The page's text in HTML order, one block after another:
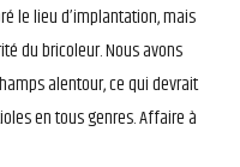
le lieu d’implantation, mais
du bricoleur. Nous avons
alentour, ce qui devrait
en tous genres. Affaire à